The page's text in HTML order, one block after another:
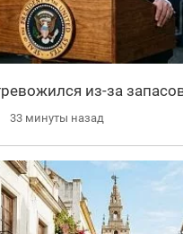
из-за
33 минуты назад